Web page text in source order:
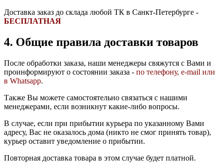
Доставка заказ до склада любой ТК в Санкт-Петербурге -
БЕСПЛАТНАЯ
4. Общие правила доставки товаров
После обработки заказа, наши менеджеры свяжутся с Вами и
проинформируют о состоянии заказа - по телефону, e-mail или
в Whatsapp.
Также Вы можете самостоятельно связаться с нашими
менеджерами, если возникнут какие-либо вопросы.
В случае, если при прибытии курьера по указанному Вами
адресу, Вас не оказалось дома (никто не смог принять товар),
курьер оставит уведомление о прибытии.
Повторная доставка товара в этом случае будет платной.